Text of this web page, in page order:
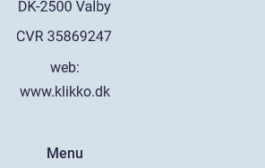
web:
www.klikko.dk
Menu